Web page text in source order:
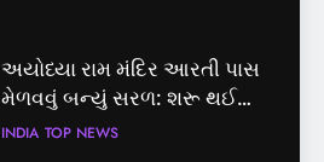
અયોધ્યા રામ મંદિર આરતી પાસ
મેળવવું બન્યું સરળ: શરૂ થઈ
તત્કાલ સુવિધા, જાણો સંપૂર્ણ
INDIA TOP NEWS